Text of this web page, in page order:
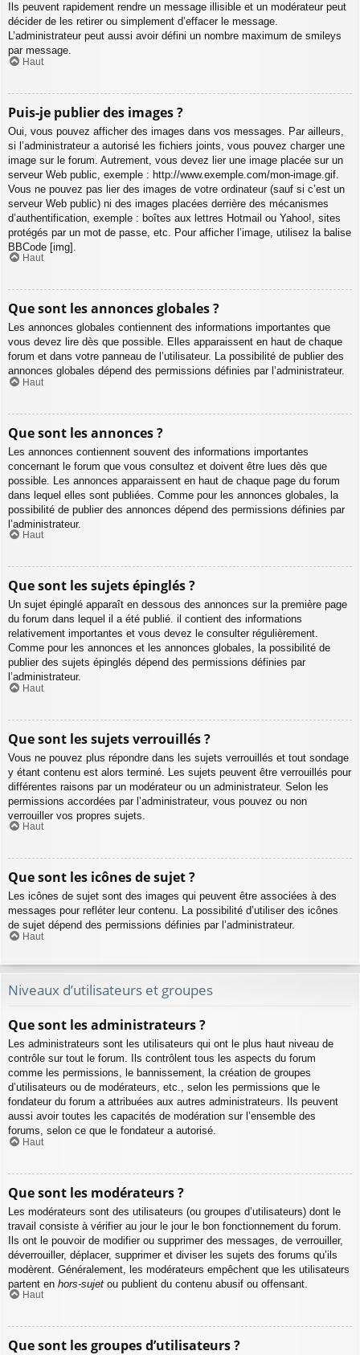
Ils peuvent rapidement rendre un message illisible et un modérateur peut
décider de les retirer ou simplement d’effacer le message.
L’administrateur peut aussi avoir défini un nombre maximum de smileys
par message.
Haut
Puis-je publier des images ?
Oui, vous pouvez afficher des images dans vos messages. Par ailleurs,
si l’administrateur a autorisé les fichiers joints, vous pouvez charger une
image sur le forum. Autrement, vous devez lier une image placée sur un
serveur Web public, exemple : http://www.exemple.com/mon-image.gif.
Vous ne pouvez pas lier des images de votre ordinateur (sauf si c’est un
serveur Web public) ni des images placées derrière des mécanismes
d’authentification, exemple : boîtes aux lettres Hotmail ou Yahoo!, sites
protégés par un mot de passe, etc. Pour afficher l’image, utilisez la balise
BBCode [img].
Haut
Que sont les annonces globales ?
Les annonces globales contiennent des informations importantes que
vous devez lire dès que possible. Elles apparaissent en haut de chaque
forum et dans votre panneau de l’utilisateur. La possibilité de publier des
annonces globales dépend des permissions définies par l’administrateur.
Haut
Que sont les annonces ?
Les annonces contiennent souvent des informations importantes
concernant le forum que vous consultez et doivent être lues dès que
possible. Les annonces apparaissent en haut de chaque page du forum
dans lequel elles sont publiées. Comme pour les annonces globales, la
possibilité de publier des annonces dépend des permissions définies par
l’administrateur.
Haut
Que sont les sujets épinglés ?
Un sujet épinglé apparaît en dessous des annonces sur la première page
du forum dans lequel il a été publié. il contient des informations
relativement importantes et vous devez le consulter régulièrement.
Comme pour les annonces et les annonces globales, la possibilité de
publier des sujets épinglés dépend des permissions définies par
l’administrateur.
Haut
Que sont les sujets verrouillés ?
Vous ne pouvez plus répondre dans les sujets verrouillés et tout sondage
y étant contenu est alors terminé. Les sujets peuvent être verrouillés pour
différentes raisons par un modérateur ou un administrateur. Selon les
permissions accordées par l’administrateur, vous pouvez ou non
verrouiller vos propres sujets.
Haut
Que sont les icônes de sujet ?
Les icônes de sujet sont des images qui peuvent être associées à des
messages pour refléter leur contenu. La possibilité d’utiliser des icônes
de sujet dépend des permissions définies par l’administrateur.
Haut
Niveaux d’utilisateurs et groupes
Que sont les administrateurs ?
Les administrateurs sont les utilisateurs qui ont le plus haut niveau de
contrôle sur tout le forum. Ils contrôlent tous les aspects du forum
comme les permissions, le bannissement, la création de groupes
d’utilisateurs ou de modérateurs, etc., selon les permissions que le
fondateur du forum a attribuées aux autres administrateurs. Ils peuvent
aussi avoir toutes les capacités de modération sur l’ensemble des
forums, selon ce que le fondateur a autorisé.
Haut
Que sont les modérateurs ?
Les modérateurs sont des utilisateurs (ou groupes d’utilisateurs) dont le
travail consiste à vérifier au jour le jour le bon fonctionnement du forum.
Ils ont le pouvoir de modifier ou supprimer des messages, de verrouiller,
déverrouiller, déplacer, supprimer et diviser les sujets des forums qu’ils
modèrent. Généralement, les modérateurs empêchent que les utilisateurs
partent en hors-sujet ou publient du contenu abusif ou offensant.
Haut
Que sont les groupes d’utilisateurs ?